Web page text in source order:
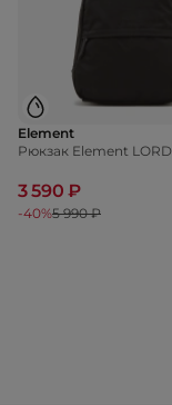
Element
Рюкзак Element LORD
3 590 ₽
-40%5 990 ₽